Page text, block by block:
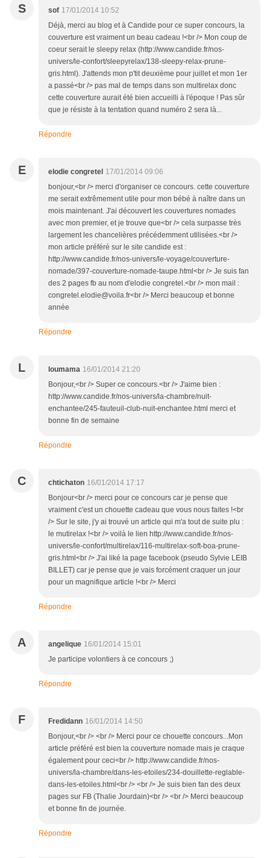
S sof 17/01/2014 10:52
Déjà, merci au blog et à Candide pour ce super concours, la
couverture est vraiment un beau cadeau !<br /> Mon coup de
coeur serait le sleepy relax (http://www.candide.fr/nos-
univers/le-confort/sleepyrelax/138-sleepy-relax-prune-
gris.html). J'attends mon p'tit deuxième pour juillet et mon 1er
a passé<br /> pas mal de temps dans son multirelax donc
cette couverture aurait été bien accueilli à l'époque ! Pas sûr
que je résiste à la tentation quand numéro 2 sera là...
Répondre
E elodie congretel 17/01/2014 09:06
bonjour,<br /> merci d'organiser ce concours. cette couverture
me serait extrêmement utile pour mon bébé à naître dans un
mois maintenant. J'ai découvert les couvertures nomades
avec mon premier, et je trouve que<br /> cela surpasse très
largement les chancelières précédemment utilisées.<br />
mon article préféré sur le site candide est :
http://www.candide.fr/nos-univers/le-voyage/couverture-
nomade/397-couverture-nomade-taupe.html<br /> Je suis fan
des 2 pages fb au nom d'elodie congretel.<br /> mon mail :
congretel.elodie@voila.fr<br /> Merci beaucoup et bonne
année
Répondre
L loumama 16/01/2014 21:20
Bonjour,<br /> Super ce concours.<br /> J'aime bien :
http://www.candide.fr/nos-univers/la-chambre/nuit-
enchantee/245-fauteuil-club-nuit-enchantee.html merci et
bonne fin de semaine
Répondre
C chtichaton 16/01/2014 17:17
Bonjour<br /> merci pour ce concours car je pense que
vraiment c'est un chouette cadeau que vous nous faites !<br
/> Sur le site, j'y ai trouvé un article qui m'a tout de suite plu :
le mutirelax !<br /> voilà le lien http://www.candide.fr/nos-
univers/le-confort/multirelax/116-multirelax-soft-boa-prune-
gris.html<br /> J'ai liké la page facebook (pseudo Sylvie LEIB
BILLET) car je pense que je vais forcément craquer un jour
pour un magnifique article !<br /> Merci
Répondre
A angelique 16/01/2014 15:01
Je participe volontiers à ce concours ;)
Répondre
F Fredidann 16/01/2014 14:50
Bonjour,<br /> <br /> Merci pour ce chouette concours...Mon
article préféré est bien la couverture nomade mais je craque
également pour ceci<br /> http://www.candide.fr/nos-
univers/la-chambre/dans-les-etoiles/234-douillette-reglable-
dans-les-etoiles.html<br /> <br /> Je suis bien fan des deux
pages sur FB (Thalie Jourdain)<br /> <br /> Merci beaucoup
et bonne fin de journée.
Répondre